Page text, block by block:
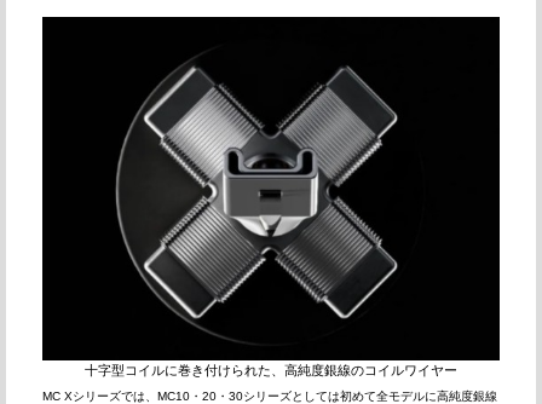
十字型コイルに巻き付けられた、高純度銀線のコイルワイヤー
MC Xシリーズでは、MC10・20・30シリーズとしては初めて全モデルに高純度銀線